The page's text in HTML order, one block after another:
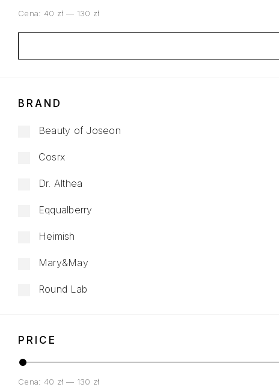
Cena: 40 zł — 130 zł
BRAND
Beauty of Joseon
Cosrx
Dr. Althea
Eqqualberry
Heimish
Mary&May
Round Lab
PRICE
Cena: 40 zł — 130 zł